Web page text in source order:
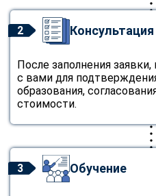
2 Консультация
После заполнения
с вами для
образования,
стоимости.
3 Обучение